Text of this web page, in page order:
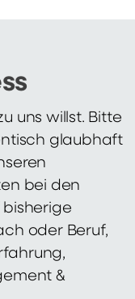
uns willst. Bitte
glaubhaft
bei den
oder Beruf,
&